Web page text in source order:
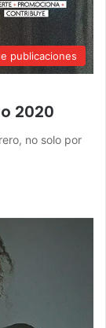
publicaciones
2020
no solo por